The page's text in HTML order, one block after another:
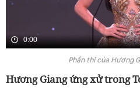
0:00
Phần thi của Hương
Hương Giang ứng xử trong